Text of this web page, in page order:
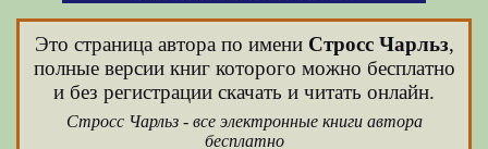
Это страница автора по имени Стросс Чарльз,
полные версии книг которого можно бесплатно
и без регистрации скачать и читать онлайн.
Стросс Чарльз - все электронные книги автора
бесплатно